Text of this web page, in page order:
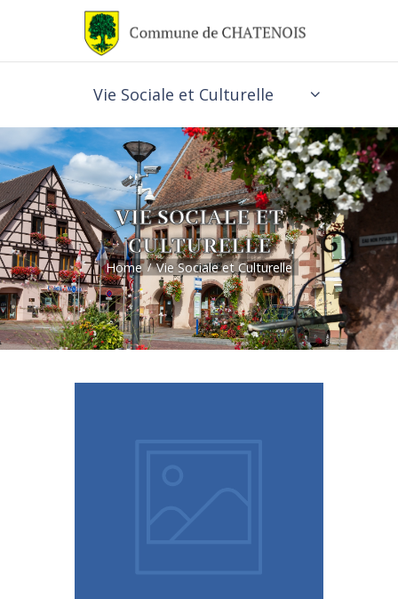
Vie Sociale et Culturelle
VIE SOCIALE ET
CULTURELLE
Home Vie Sociale et Culturelle